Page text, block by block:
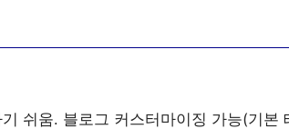
쉬움. 블로그 커스터마이징 가능(기본